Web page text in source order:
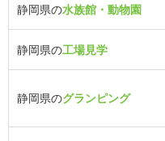
静岡県の水族館・動物園
静岡県の工場見学
静岡県のグランピング